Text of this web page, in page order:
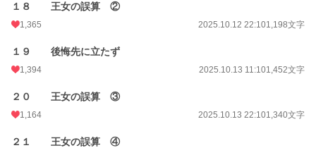
１８ 王女の誤算 ②
1,365 2025.10.12 22:101,198文字
１９ 後悔先に立たず
1,394 2025.10.13 11:101,452文字
２０ 王女の誤算 ③
1,164 2025.10.13 22:101,340文字
２１ 王女の誤算 ④